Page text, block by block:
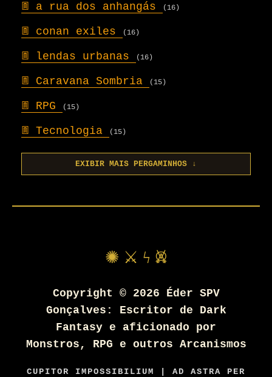
𖣍 a rua dos anhangás (16)
𖣍 conan exiles (16)
𖣍 lendas urbanas (16)
𖣍 Caravana Sombria (15)
𖣍 RPG (15)
𖣍 Tecnologia (15)
EXIBIR MAIS PERGAMINHOS ↓
✺ ⚔ ϟ 𖤙
Copyright © 2026 Éder SPV
Gonçalves: Escritor de Dark
Fantasy e aficionado por
Monstros, RPG e outros Arcanismos
CUPITOR IMPOSSIBILIUM | AD ASTRA PER